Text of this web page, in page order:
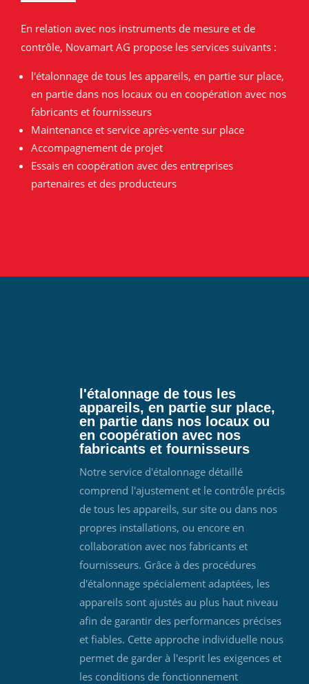
En relation avec nos instruments de mesure et de
contrôle, Novamart AG propose les services suivants :
l'étalonnage de tous les appareils, en partie sur place,
en partie dans nos locaux ou en coopération avec nos
fabricants et fournisseurs
Maintenance et service après-vente sur place
Accompagnement de projet
Essais en coopération avec des entreprises
partenaires et des producteurs
l'étalonnage de tous les
appareils, en partie sur place,
en partie dans nos locaux ou
en coopération avec nos
fabricants et fournisseurs
Notre service d'étalonnage détaillé
comprend l'ajustement et le contrôle précis
de tous les appareils, sur site ou dans nos
propres installations, ou encore en
collaboration avec nos fabricants et
fournisseurs. Grâce à des procédures
d'étalonnage spécialement adaptées, les
appareils sont ajustés au plus haut niveau
afin de garantir des performances précises
et fiables. Cette approche individuelle nous
permet de garder à l'esprit les exigences et
les conditions de fonctionnement